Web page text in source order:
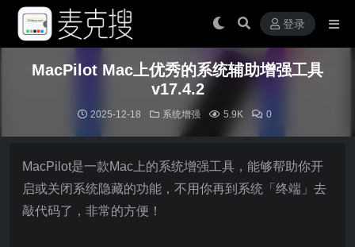
登录
MacPilot Mac上优秀的系统辅助增强工具
v17.4.2
2025-12-18 系统增强 5.9K 0
MacPilot是一款Mac上的系统增强工具，能够帮助你开
启或关闭系统隐藏的功能，不用你再到系统「终端」去
敲代码了，非常的方便！